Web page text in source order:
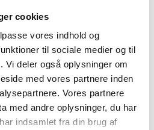
cookies
vores indhold og
til sociale medier og til
Vi deler også oplysninger om
med vores partnere inden
Vores partnere
med andre oplysninger, du har
indsamlet fra din brug af
målere – alle
i plejeboliger ved